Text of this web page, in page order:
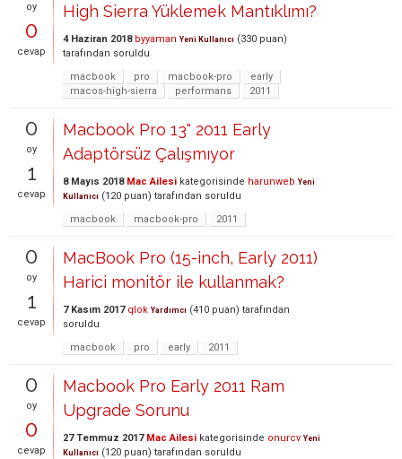
oy
0
cevap
High Sierra Yüklemek Mantıklımı?
4 Haziran 2018 byyaman Yeni Kullanıcı (330 puan)
tarafından soruldu
macbook
pro macbook-pro
early
macos-high-sierra
performans 2011
0
oy
1
cevap
Macbook Pro 13" 2011 Early
Adaptörsüz Çalışmıyor
8 Mayıs 2018 Mac Ailesi kategorisinde harunweb Yeni
Kullanıcı (120 puan) tarafından soruldu
macbook
macbook-pro 2011
0
oy
1
cevap
MacBook Pro (15-inch, Early 2011)
Harici monitör ile kullanmak?
7 Kasım 2017 qlok Yardımcı (410 puan) tarafından
soruldu
macbook
pro early 2011
0
oy
0
cevap
Macbook Pro Early 2011 Ram
Upgrade Sorunu
27 Temmuz 2017 Mac Ailesi kategorisinde onurcv Yeni
Kullanıcı (120 puan) tarafından soruldu